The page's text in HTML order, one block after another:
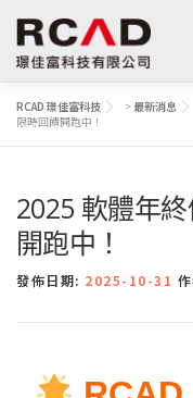
最新消息
支援與學習 關
RCAD 璟佳富科技 > 最新消息
限時回饋開跑中！
2025 軟體年
開跑中！
發佈日期: 2025-10-31